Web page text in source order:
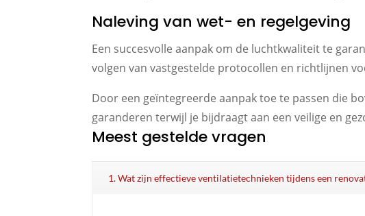
Naleving van wet- en regelgeving
Een succesvolle aanpak om de luchtkwaliteit te
volgen van vastgestelde protocollen en richtlijnen
Door een geïntegreerde aanpak toe te passen die
garanderen terwijl je bijdraagt aan een veilige en
Meest gestelde vragen
1. Wat zijn effectieve ventilatietechnieken tijdens een